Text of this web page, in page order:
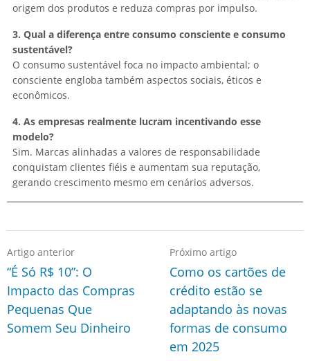
origem dos produtos e reduza compras por impulso.
3. Qual a diferença entre consumo consciente e consumo
sustentável?
O consumo sustentável foca no impacto ambiental; o
consciente engloba também aspectos sociais, éticos e
econômicos.
4. As empresas realmente lucram incentivando esse
modelo?
Sim. Marcas alinhadas a valores de responsabilidade
conquistam clientes fiéis e aumentam sua reputação,
gerando crescimento mesmo em cenários adversos.
Artigo anterior
“É Só R$ 10”: O
Impacto das Compras
Pequenas Que
Somem Seu Dinheiro
Próximo artigo
Como os cartões de
crédito estão se
adaptando às novas
formas de consumo
em 2025